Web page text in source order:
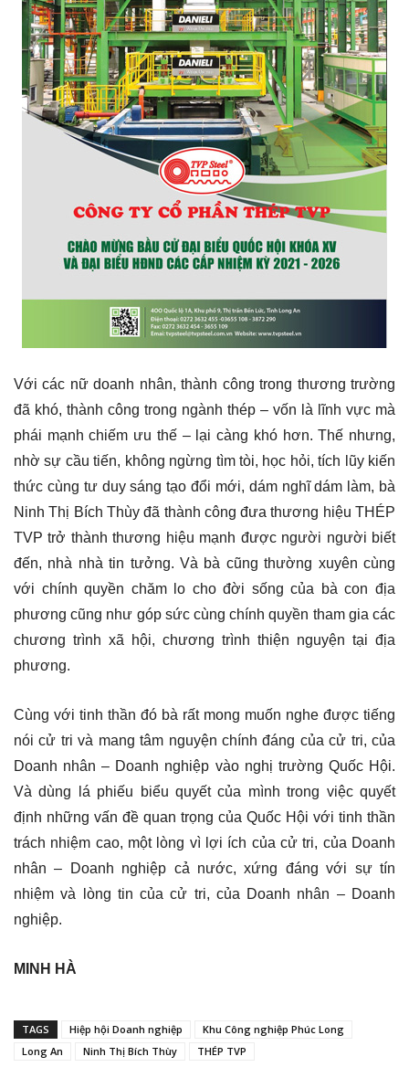
Với các nữ doanh nhân, thành công trong thương trường
đã khó, thành công trong ngành thép – vốn là lĩnh vực mà
phái mạnh chiếm ưu thế – lại càng khó hơn. Thế nhưng,
nhờ sự cầu tiến, không ngừng tìm tòi, học hỏi, tích lũy kiến
thức cùng tư duy sáng tạo đổi mới, dám nghĩ dám làm, bà
Ninh Thị Bích Thùy đã thành công đưa thương hiệu THÉP
TVP trở thành thương hiệu mạnh được người người biết
đến, nhà nhà tin tưởng. Và bà cũng thường xuyên cùng
với chính quyền chăm lo cho đời sống của bà con địa
phương cũng như góp sức cùng chính quyền tham gia các
chương trình xã hội, chương trình thiện nguyện tại địa
phương.
Cùng với tinh thần đó bà rất mong muốn nghe được tiếng
nói cử tri và mang tâm nguyện chính đáng của cử tri, của
Doanh nhân – Doanh nghiệp vào nghị trường Quốc Hội.
Và dùng lá phiếu biểu quyết của mình trong việc quyết
định những vấn đề quan trọng của Quốc Hội với tinh thần
trách nhiệm cao, một lòng vì lợi ích của cử tri, của Doanh
nhân – Doanh nghiệp cả nước, xứng đáng với sự tín
nhiệm và lòng tin của cử tri, của Doanh nhân – Doanh
nghiệp.
MINH HÀ
TAGS Hiệp hội Doanh nghiệp
Khu Công nghiệp Phúc Long
Long An
Ninh Thị Bích Thùy THÉP TVP